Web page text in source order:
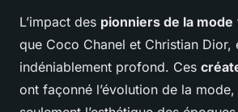
L’impact des pionniers de la mode
que Coco Chanel et Christian Dior,
indéniablement profond. Ces
ont façonné l’évolution de la